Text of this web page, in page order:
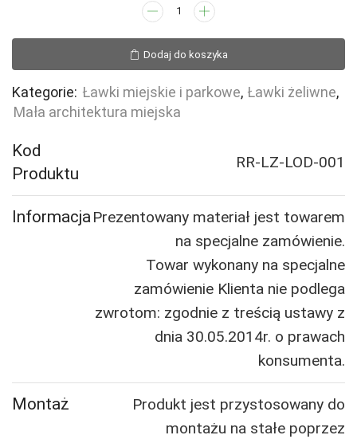
ilość
żeliwna
Łódzka
Dodaj do koszyka
Kategorie: Ławki miejskie i parkowe, Ławki żeliwne,
Mała architektura miejska
Kod
Produktu
RR-LZ-LOD-001
InformacjaPrezentowany materiał jest towarem
na specjalne zamówienie.
Towar wykonany na specjalne
zamówienie Klienta nie podlega
zwrotom: zgodnie z treścią ustawy z
dnia 30.05.2014r. o prawach
konsumenta.
Montaż
Produkt jest przystosowany do
montażu na stałe poprzez